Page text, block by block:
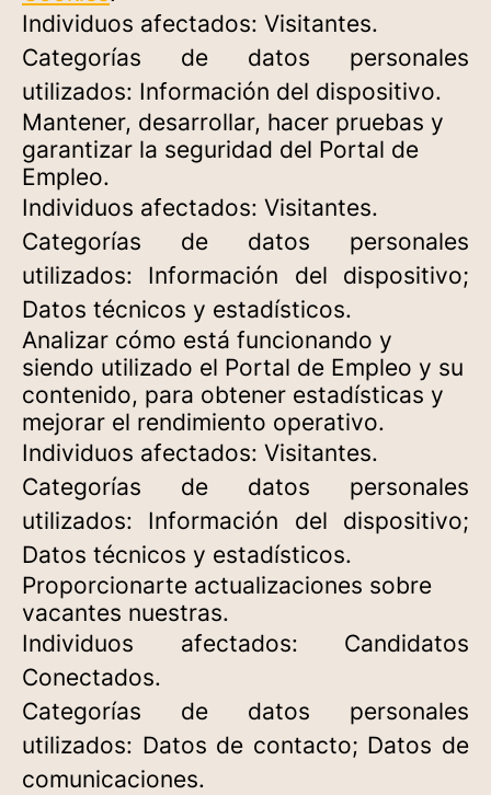
Individuos afectados: Visitantes.
Categorías de datos personales
utilizados: Información del dispositivo.
Mantener, desarrollar, hacer pruebas y
garantizar la seguridad del Portal de
Empleo.
Individuos afectados: Visitantes.
Categorías de datos personales
utilizados: Información del dispositivo;
Datos técnicos y estadísticos.
Analizar cómo está funcionando y
siendo utilizado el Portal de Empleo y su
contenido, para obtener estadísticas y
mejorar el rendimiento operativo.
Individuos afectados: Visitantes.
Categorías de datos personales
utilizados: Información del dispositivo;
Datos técnicos y estadísticos.
Proporcionarte actualizaciones sobre
vacantes nuestras.
Individuos afectados: Candidatos
Conectados.
Categorías de datos personales
utilizados: Datos de contacto; Datos de
comunicaciones.